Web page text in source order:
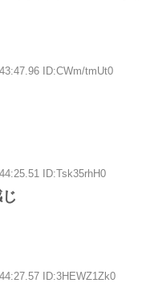
ID:CWm/tmUt0
ID:Tsk35rhH0
ID:3HEWZ1Zk0